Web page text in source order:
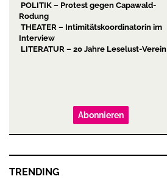
POLITIK – Protest gegen Capawald-
Rodung
THEATER – Intimitätskoordinatorin im
Interview
LITERATUR – 20 Jahre Leselust-Verein
Abonnieren
TRENDING